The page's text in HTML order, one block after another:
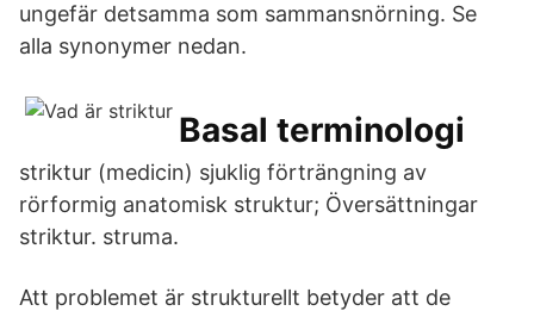
ungefär detsamma som sammansnörning. Se
alla synonymer nedan.
Basal terminologi
striktur (medicin) sjuklig förträngning av
rörformig anatomisk struktur; Översättningar
striktur. struma.
Att problemet är strukturellt betyder att de